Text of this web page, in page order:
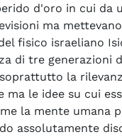
d'oro in cui da
ma
fisico israeliano
di tre generazioni
la
le idee su cui
la mente umana
assolutamente